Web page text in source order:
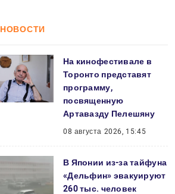
НОВОСТИ
На кинофестивале в
Торонто представят
программу,
посвященную
Артавазду Пелешяну
08 августа 2026, 15:45
В Японии из-за тайфуна
«Дельфин» эвакуируют
260 тыс. человек